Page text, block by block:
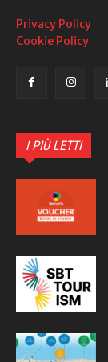
Privacy Policy
Cookie Policy
I PIÙ LETTI